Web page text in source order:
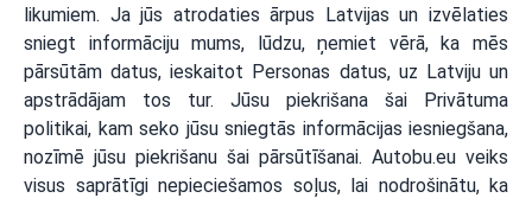
likumiem. Ja jūs atrodaties ārpus Latvijas un izvēlaties
sniegt informāciju mums, lūdzu, ņemiet vērā, ka mēs
pārsūtām datus, ieskaitot Personas datus, uz Latviju un
apstrādājam tos tur. Jūsu piekrišana šai Privātuma
politikai, kam seko jūsu sniegtās informācijas iesniegšana,
nozīmē jūsu piekrišanu šai pārsūtīšanai. Autobu.eu veiks
visus saprātīgi nepieciešamos soļus, lai nodrošinātu, ka